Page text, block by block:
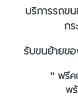
บริการรถข
ก
รับขนย้ายข
" ฟรีค
พ